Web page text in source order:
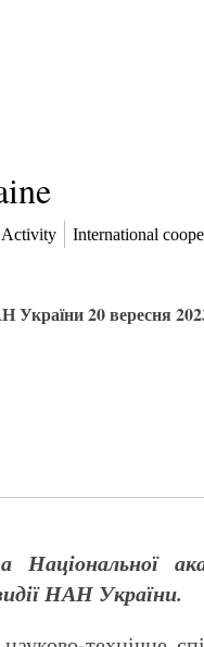
Activity International
України 20 вересня
НАН України.